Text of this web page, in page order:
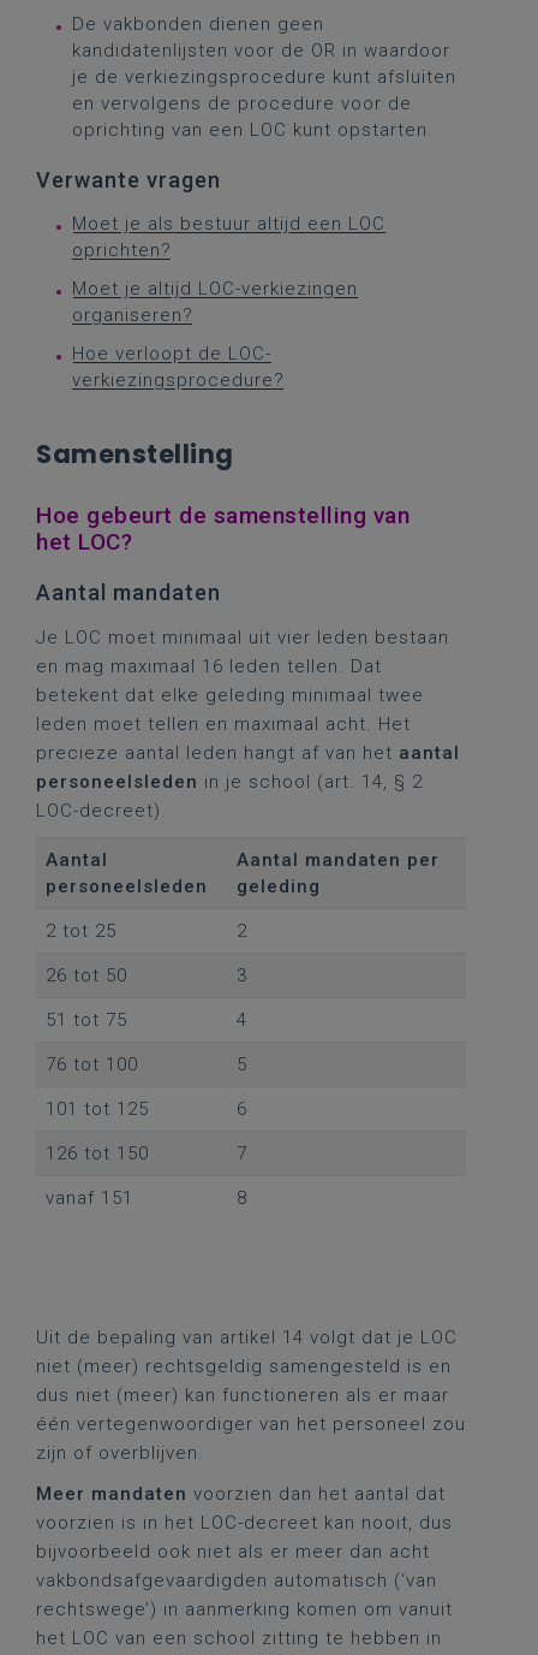
De vakbonden dienen geen
kandidatenlijsten voor de OR in waardoor
je de verkiezingsprocedure kunt afsluiten
en vervolgens de procedure voor de
oprichting van een LOC kunt opstarten.
Verwante vragen
Moet je als bestuur altijd een LOC
oprichten?
Moet je altijd LOC-verkiezingen
organiseren?
Hoe verloopt de LOC-
verkiezingsprocedure?
Samenstelling
Hoe gebeurt de samenstelling van
het LOC?
Aantal mandaten
Je LOC moet minimaal uit vier leden bestaan
en mag maximaal 16 leden tellen. Dat
betekent dat elke geleding minimaal twee
leden moet tellen en maximaal acht. Het
precieze aantal leden hangt af van het aantal
personeelsleden in je school (art. 14, § 2
LOC-decreet).
Aantal
personeelsleden
Aantal mandaten per
geleding
2 tot 25 2
26 tot 50 3
51 tot 75 4
76 tot 100 5
101 tot 125 6
126 tot 150 7
vanaf 151 8
Uit de bepaling van artikel 14 volgt dat je LOC
niet (meer) rechtsgeldig samengesteld is en
dus niet (meer) kan functioneren als er maar
één vertegenwoordiger van het personeel zou
zijn of overblijven.
Meer mandaten voorzien dan het aantal dat
voorzien is in het LOC-decreet kan nooit, dus
bijvoorbeeld ook niet als er meer dan acht
vakbondsafgevaardigden automatisch (‘van
rechtswege’) in aanmerking komen om vanuit
het LOC van een school zitting te hebben in